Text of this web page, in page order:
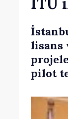
lisans
pilot